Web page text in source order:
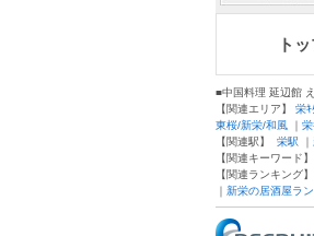
ト
■中国料理 延辺館
【関連エリア】 栄
東桜/新栄/和風 ｜
【関連駅】 栄駅 ｜
【関連キーワード】
【関連ランキング】
｜ 新栄の居酒屋ラ